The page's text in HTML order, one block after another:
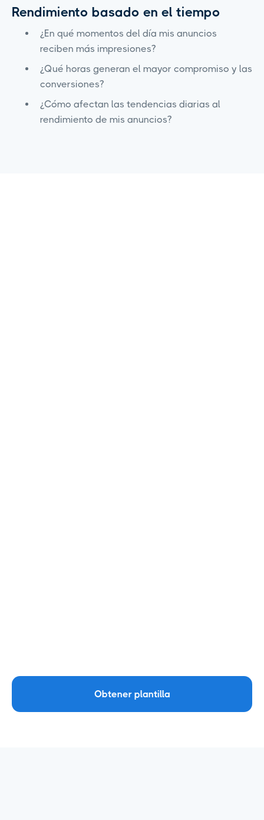
Rendimiento basado en el tiempo
¿En qué momentos del día mis anuncios
reciben más impresiones?
¿Qué horas generan el mayor compromiso y las
conversiones?
¿Cómo afectan las tendencias diarias al
rendimiento de mis anuncios?
Obtener plantilla